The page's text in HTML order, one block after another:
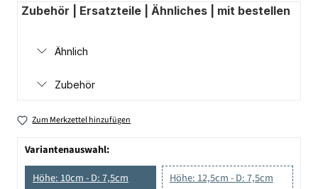
Zubehör | Ersatzteile | Ähnliches | mit bestellen
Ähnlich
Zubehör
Zum Merkzettel hinzufügen
Variantenauswahl:
Höhe: 10cm - D: 7,5cm
Höhe: 12,5cm - D: 7,5cm